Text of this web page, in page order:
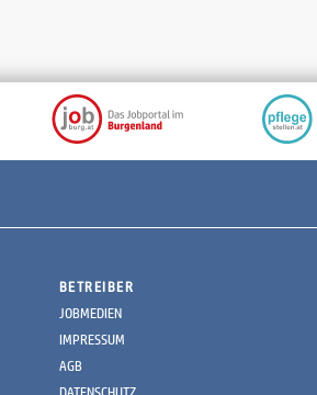
BETREIBER
JOBMEDIEN
IMPRESSUM
AGB
DATENSCHUTZ